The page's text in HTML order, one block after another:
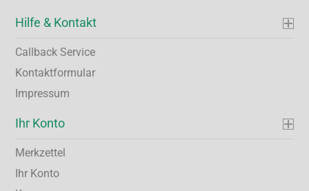
Hilfe & Kontakt
Callback Service
Kontaktformular
Impressum
Ihr Konto
Merkzettel
Ihr Konto